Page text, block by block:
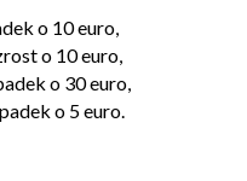
o 10 euro,
o 10 euro,
o 30 euro,
o 5 euro.